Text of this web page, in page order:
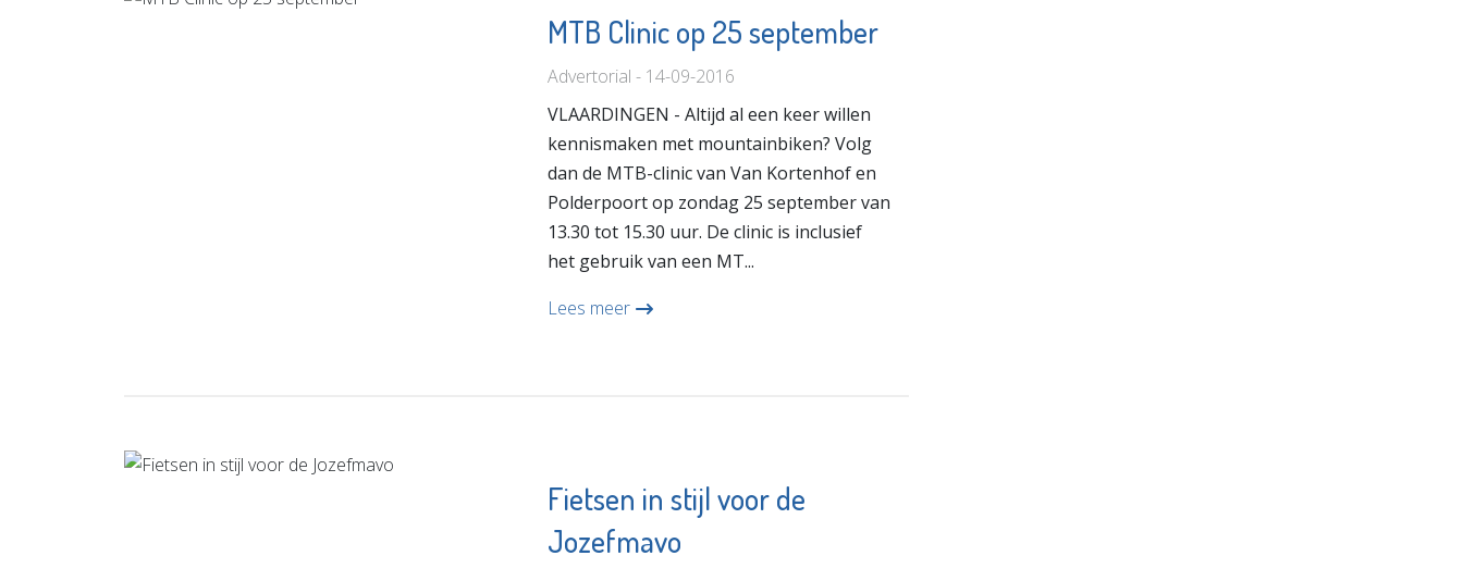
MTB Clinic op 25 september
Advertorial - 14-09-2016
VLAARDINGEN - Altijd al een keer willen
kennismaken met mountainbiken? Volg
dan de MTB-clinic van Van Kortenhof en
Polderpoort op zondag 25 september van
13.30 tot 15.30 uur. De clinic is inclusief
het gebruik van een MT...
Lees meer
Fietsen in stijl voor de
Jozefmavo